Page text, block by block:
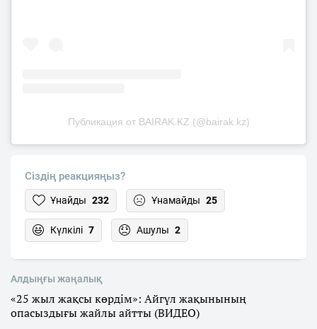
Публикация от BAIRAK.KZ (@bairak.kz)
Сіздің реакцияңыз?
Ұнайды 232 Ұнамайды 25
Күлкілі 7 Ашулы 2
Алдыңғы жаңалық
«25 жыл жақсы көрдім»: Айгүл жақынының
опасыздығы жайлы айтты (ВИДЕО)